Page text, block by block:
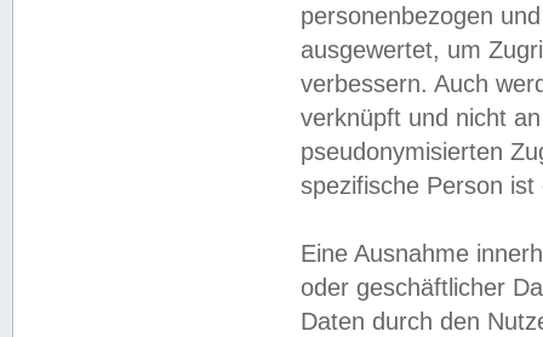
personenbezogen
ausgewertet, um
verbessern. Auch
verknüpft und nicht
pseudonymisierten
spezifische Person
Eine Ausnahme
oder geschäftlicher
Daten durch den